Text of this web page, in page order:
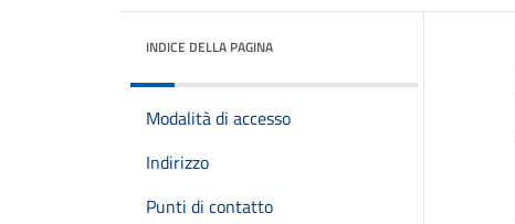
INDICE DELLA PAGINA
Modalità di accesso
Indirizzo
Punti di contatto